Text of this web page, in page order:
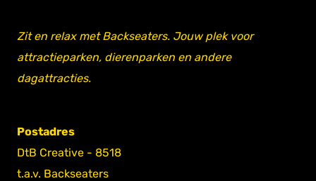
Zit en relax met Backseaters. Jouw plek voor
attractieparken, dierenparken en andere
dagattracties.
Postadres
DtB Creative - 8518
t.a.v. Backseaters